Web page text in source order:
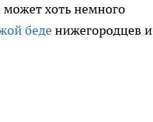
может хоть немного
беденижегородцев и